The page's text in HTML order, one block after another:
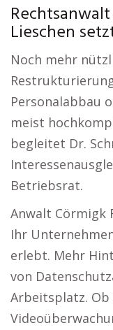
Lieschen
Noch mehr
Personalabbau
meist
begleitet Dr.
Betriebsrat.
Anwalt Cörmigk
Ihr
erlebt. Mehr
von
Arbeitsplatz.